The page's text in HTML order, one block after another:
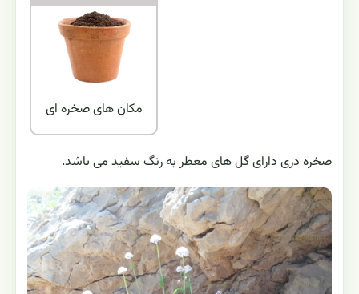
مکان های صخره ای
صخره دری دارای گل های معطر به رنگ سفید می باشد.